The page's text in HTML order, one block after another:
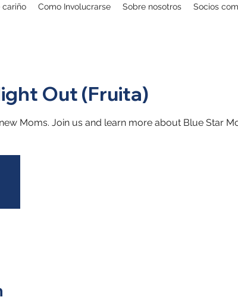
cariño Como Involucrarse Sobre nosotros Socios
Out (Fruita)
Moms. Join us and learn more about Blue Star